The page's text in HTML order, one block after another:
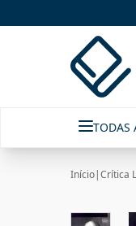
TODAS
Início|Crítica